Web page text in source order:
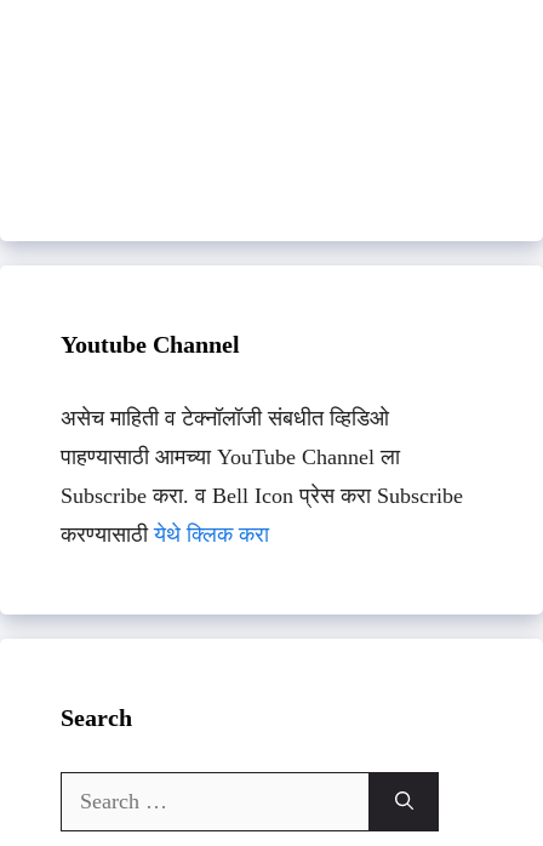
Youtube Channel
असेच माहिती व टेक्नॉलॉजी संबधीत व्हिडिओ
पाहण्यासाठी आमच्या YouTube Channel ला
Subscribe करा. व Bell Icon प्रेस करा Subscribe
करण्यासाठीयेथे क्लिक करा
Search
Search
for: